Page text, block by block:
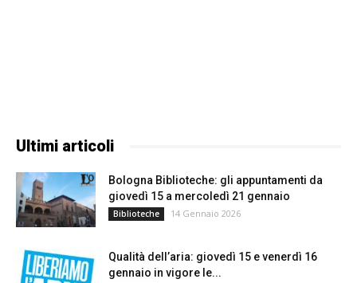
Ultimi articoli
Bologna Biblioteche: gli appuntamenti da
giovedì 15 a mercoledì 21 gennaio
Biblioteche 14 Gennaio 2026
Qualità dell’aria: giovedì 15 e venerdì 16
gennaio in vigore le...